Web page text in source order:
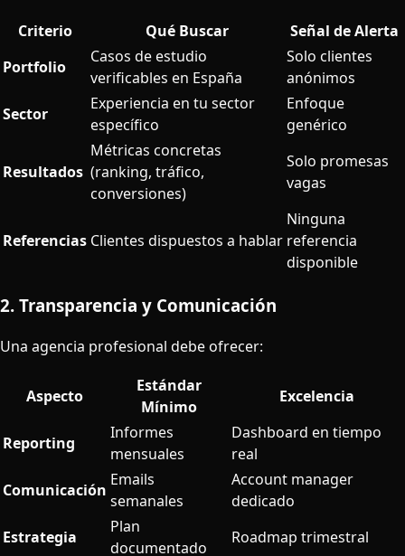
Criterio Qué Buscar
Señal de Alerta
Portfolio
Casos de estudio
verificables en España
Solo clientes
anónimos
Sector
Experiencia en tu sector
específico
Enfoque
genérico
Resultados
Métricas concretas
(ranking, tráfico,
conversiones)
Solo promesas
vagas
Referencias Clientes dispuestos a hablar
Ninguna
referencia
disponible
2. Transparencia y Comunicación
Una agencia profesional debe ofrecer:
Aspecto
Estándar
Mínimo
Excelencia
Reporting
Informes
mensuales
Dashboard en tiempo
real
Comunicación
Emails
semanales
Account manager
dedicado
Estrategia
Plan
documentado
Roadmap trimestral